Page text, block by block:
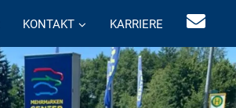
KONTAKT KARRIERE